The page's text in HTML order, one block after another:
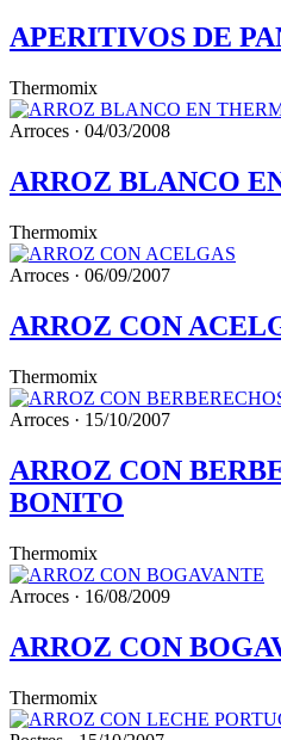
APERITIVOS DE
Thermomix
Arroces · 04/03/2008
ARROZ BLANCO
Thermomix
Arroces · 06/09/2007
ARROZ CON
Thermomix
Arroces · 15/10/2007
ARROZ CON
BONITO
Thermomix
Arroces · 16/08/2009
ARROZ CON
Thermomix